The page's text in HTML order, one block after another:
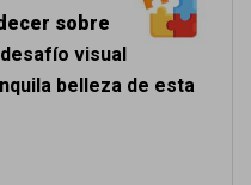
sobre
desafío visual
belleza de esta